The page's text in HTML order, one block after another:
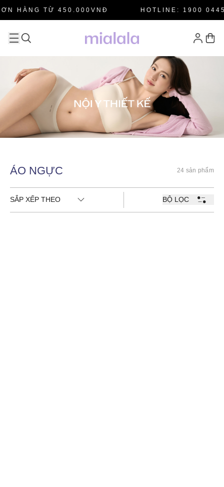
HÀNG TỪ 450.000VNĐ HOTLINE: 1900 0445
ÁO NGỰC 24 sản phẩm
SẮP XẾP THEO BỘ LỌC